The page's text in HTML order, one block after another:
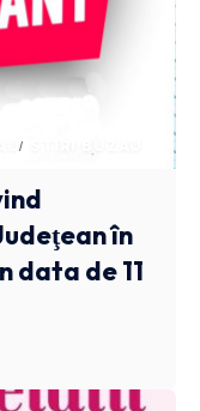
în
data de 11